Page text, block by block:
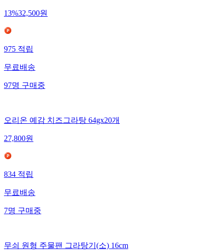
13%32,500원
975 적립
무료배송
97명 구매중
오리온 예감 치즈그라탕 64gx20개
27,800원
834 적립
무료배송
7명 구매중
무쇠 원형 주물팬 그라탕기(소) 16cm